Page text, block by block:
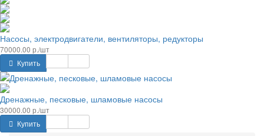
Насосы, электродвигатели, вентиляторы, редукторы
70000.00 р./шт
Купить
Дренажные, песковые, шламовые насосы
30000.00 р./шт
Купить